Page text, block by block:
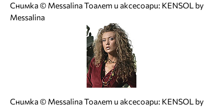
Снимка © Messalina Тоалет и аксесоари: KENSOL by
Messalina
Снимка © Messalina Тоалет и аксесоари: KENSOL by